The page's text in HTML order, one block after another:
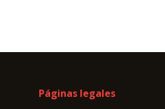
Páginas legales